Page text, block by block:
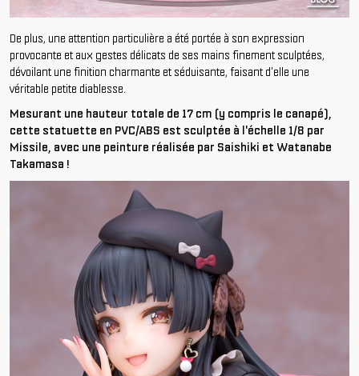
De plus, une attention particulière a été portée à son expression
provocante et aux gestes délicats de ses mains finement sculptées,
dévoilant une finition charmante et séduisante, faisant d'elle une
véritable petite diablesse.
Mesurant une hauteur totale de 17 cm (y compris le canapé),
cette statuette en PVC/ABS est sculptée à l'échelle 1/8 par
Missile, avec une peinture réalisée par Saishiki et Watanabe
Takamasa !